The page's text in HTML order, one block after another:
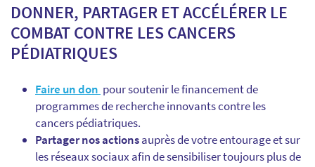
DONNER, PARTAGER ET ACCÉLÉRER LE
COMBAT CONTRE LES CANCERS
PÉDIATRIQUES
Faire un don pour soutenir le financement de
programmes de recherche innovants contre les
cancers pédiatriques.
Partager nos actionsauprès de votre entourage et sur
les réseaux sociaux afin de sensibiliser toujours plus de